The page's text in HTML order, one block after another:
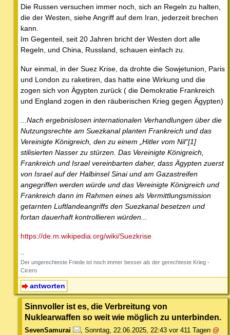
Die Russen versuchen immer noch, sich an Regeln zu halten,
die der Westen, siehe Angriff auf dem Iran, jederzeit brechen
kann.
Im Gegenteil, seit 20 Jahren bricht der Westen dort alle
Regeln, und China, Russland, schauen einfach zu.
Nur einmal, in der Suez Krise, da drohte die Sowjetunion, Paris
und London zu raketiren, das hatte eine Wirkung und die
zogen sich von Ägypten zurück ( die Demokratie Frankreich
und England zogen in den räuberischen Krieg gegen Ägypten)
...Nach ergebnislosen internationalen Verhandlungen über die
Nutzungsrechte am Suezkanal planten Frankreich und das
Vereinigte Königreich, den zu einem „Hitler vom Nil“[1]
stilisierten Nasser zu stürzen. Das Vereinigte Königreich,
Frankreich und Israel vereinbarten daher, dass Ägypten zuerst
von Israel auf der Halbinsel Sinai und am Gazastreifen
angegriffen werden würde und das Vereinigte Königreich und
Frankreich dann im Rahmen eines als Vermittlungsmission
getarnten Luftlandeangriffs den Suezkanal besetzen und
fortan dauerhaft kontrollieren würden...
https://de.m.wikipedia.org/wiki/Suezkrise
--
Der ungerechteste Friede ist noch immer besser als der gerechteste Krieg -
Cicero
antworten
Sinnvoller ist es, die Verbreitung von
Nuklearwaffen so weit wie möglich zu unterbinden.
SevenSamurai Sonntag, 22.06.2025, 22:43 vor 411 Tagen @